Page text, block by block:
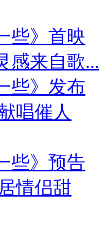
些》首映
感来自歌...
些》发布
唱催人
些》预告
情侣甜